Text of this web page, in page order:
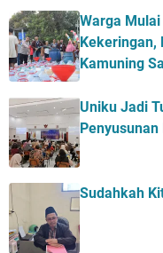
Warga
Kekeringan,
Kamuning
Uniku Jadi
Penyusunan
Sudahkah